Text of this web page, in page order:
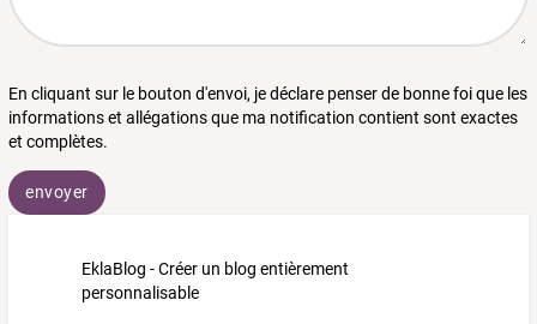
En cliquant sur le bouton d'envoi, je déclare penser de bonne foi que les
informations et allégations que ma notification contient sont exactes
et complètes.
envoyer
EklaBlog - Créer un blog entièrement
personnalisable